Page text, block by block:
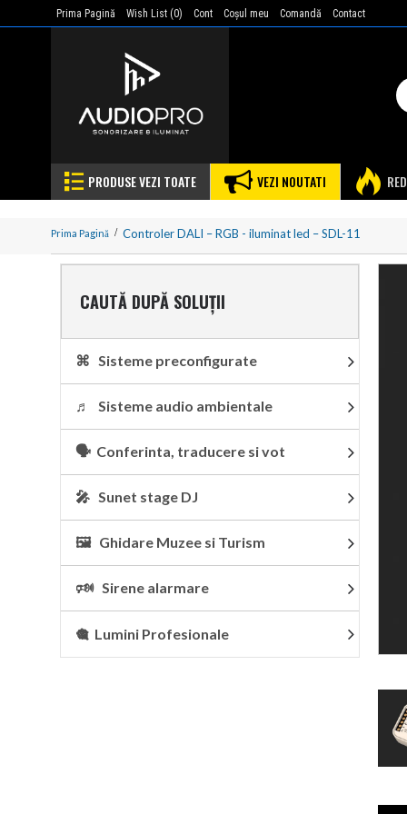
Prima Pagină Wish List (0) Cont Coşul meu Comandă Contact
PRODUSE VEZI TOATE VEZI NOUTATI
Prima Pagină Controler DALI – RGB - iluminat led – SDL-11
CAUTĂ DUPĂ SOLUȚII
⌘ Sisteme preconfigurate
♬ Sisteme audio ambientale
🗣 Conferinta, traducere si vot
🎤 Sunet stage DJ
🖼 Ghidare Muzee si Turism
🕬 Sirene alarmare
🎕 Lumini Profesionale